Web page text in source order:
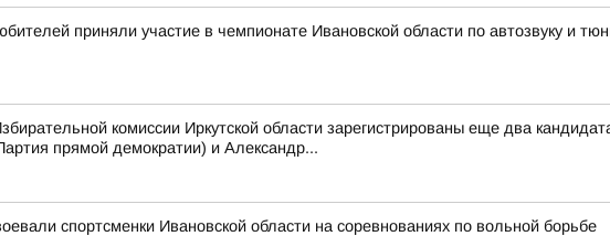
приняли участие в чемпионате Ивановской области по автозвуку и
комиссии Иркутской области зарегистрированы еще два
прямой демократии) и Александр...
спортсменки Ивановской области на соревнованиях по вольной борьбе